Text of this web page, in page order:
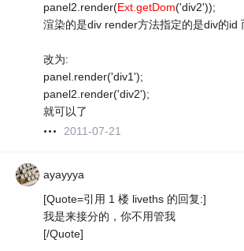
panel2.render(Ext.getDom('div2'));
渲染的是div render方法指定的是div的id
改为:
panel.render('div1');
panel2.render('div2');
就可以了
2011-07-21
ayayyya
[Quote=引用 1 楼 liveths 的回复:]
我是来接分的，你不用管我
[/Quote]